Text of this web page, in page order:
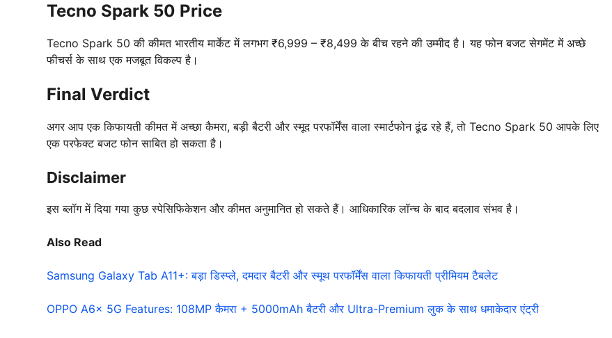
Tecno Spark 50 Price
Tecno Spark 50 की कीमत भारतीय मार्केट में लगभग ₹6,999 – ₹8,499 के बीच रहने की उम्मीद है। यह फोन बजट सेगमेंट में अच्छे
फीचर्स के साथ एक मजबूत विकल्प है।
Final Verdict
अगर आप एक किफायती कीमत में अच्छा कैमरा, बड़ी बैटरी और स्मूद परफॉर्मेंस वाला स्मार्टफोन ढूंढ रहे हैं, तो Tecno Spark 50 आपके लिए
एक परफेक्ट बजट फोन साबित हो सकता है।
Disclaimer
इस ब्लॉग में दिया गया कुछ स्पेसिफिकेशन और कीमत अनुमानित हो सकते हैं। आधिकारिक लॉन्च के बाद बदलाव संभव है।
Also Read
Samsung Galaxy Tab A11+: बड़ा डिस्प्ले, दमदार बैटरी और स्मूथ परफॉर्मेंस वाला किफायती प्रीमियम टैबलेट
OPPO A6x 5G Features: 108MP कैमरा + 5000mAh बैटरी और Ultra-Premium लुक के साथ धमाकेदार एंट्री